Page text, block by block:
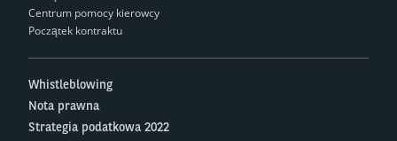
Centrum pomocy kierowcy
Początek kontraktu
Whistleblowing
Nota prawna
Strategia podatkowa 2022